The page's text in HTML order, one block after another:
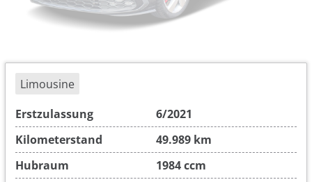
Limousine
Erstzulassung
6/2021
Kilometerstand
49.989 km
Hubraum
1984 ccm